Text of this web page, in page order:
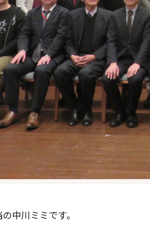
中川ミミです。